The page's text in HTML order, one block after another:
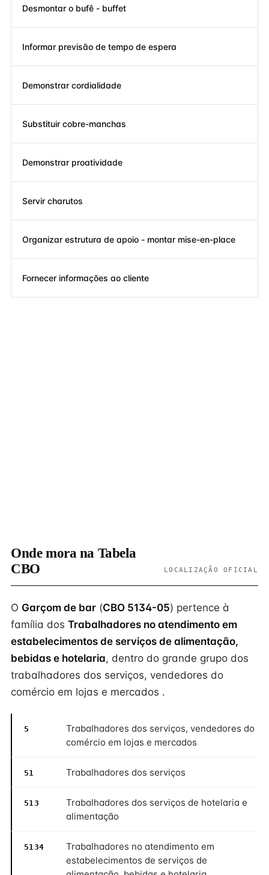
Desmontar o bufê - buffet
Informar previsão de tempo de espera
Demonstrar cordialidade
Substituir cobre-manchas
Demonstrar proatividade
Servir charutos
Organizar estrutura de apoio - montar mise-en-place
Fornecer informações ao cliente
Onde mora na Tabela
CBO
LOCALIZAÇÃO OFICIAL
O Garçom de bar (CBO 5134-05) pertence à
família dos Trabalhadores no atendimento em
estabelecimentos de serviços de alimentação,
bebidas e hotelaria, dentro do grande grupo dos
trabalhadores dos serviços, vendedores do
comércio em lojas e mercados .
5
Trabalhadores dos serviços, vendedores do
comércio em lojas e mercados
51 Trabalhadores dos serviços
513
Trabalhadores dos serviços de hotelaria e
alimentação
5134
Trabalhadores no atendimento em
estabelecimentos de serviços de